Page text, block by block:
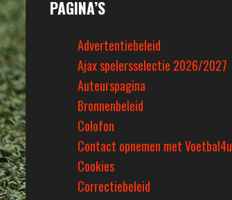
PAGINA’S
Advertentiebeleid
Ajax spelersselectie 2026/2027
Auteurspagina
Bronnenbeleid
Colofon
Contact opnemen met Voetbal4u
Cookies
Correctiebeleid